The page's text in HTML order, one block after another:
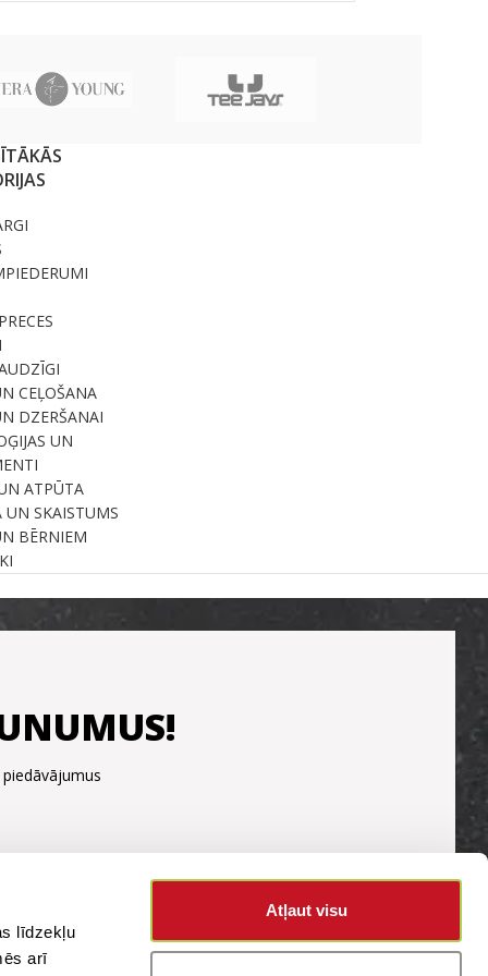
līdzekļu
arī
Atļaut visu
CEĻOŠANA
DZERŠANAI
UN
ATPŪTA
UN SKAISTUMS
BĒRNIEM